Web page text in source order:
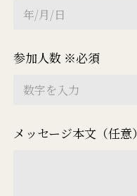
参加人数 ※必須
メッセージ本文（任意）